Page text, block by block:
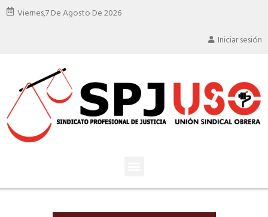
Viernes,7 De Agosto De 2026
Iniciar sesión